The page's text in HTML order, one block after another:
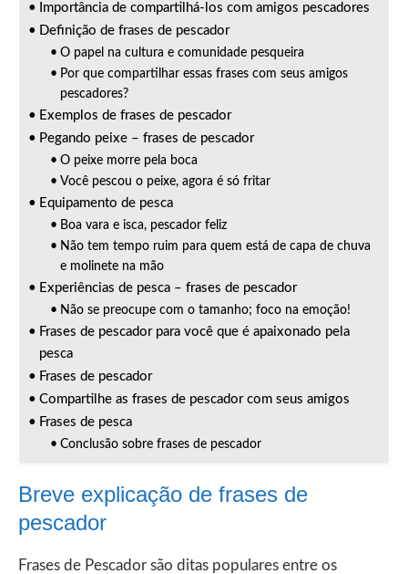
Importância de compartilhá-los com amigos pescadores
Definição de frases de pescador
O papel na cultura e comunidade pesqueira
Por que compartilhar essas frases com seus amigos
pescadores?
Exemplos de frases de pescador
Pegando peixe – frases de pescador
O peixe morre pela boca
Você pescou o peixe, agora é só fritar
Equipamento de pesca
Boa vara e isca, pescador feliz
Não tem tempo ruim para quem está de capa de chuva
e molinete na mão
Experiências de pesca – frases de pescador
Não se preocupe com o tamanho; foco na emoção!
Frases de pescador para você que é apaixonado pela
pesca
Frases de pescador
Compartilhe as frases de pescador com seus amigos
Frases de pesca
Conclusão sobre frases de pescador
Breve explicação de frases de
pescador
Frases de Pescador são ditas populares entre os